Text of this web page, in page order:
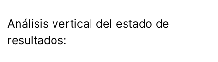
Análisis vertical del estado de
resultados: